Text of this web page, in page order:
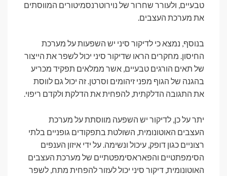
טבעיים, ולעורר שחרור של נוירוטרנסמיטורים המווסתים
את מערכת העצבים.
בנוסף, נמצא כי לדיקור סיני יש השפעות על מערכת
החיסון. מחקרים הראו שדיקור סיני יכול לשפר את הייצור
של תאים הורגים טבעיים, אשר ממלאים תפקיד מכריע
בהגנה של הגוף מפני זיהומים וסרטן. זה יכול גם לווסת
את התגובה הדלקתית, להפחית את הדלקת ולקדם ריפוי.
יתר על כן, לדיקור יש השפעה מווסתת על מערכת
העצבים האוטונומית, השולטת בתפקודים גופניים בלתי
רצוניים כגון דופק, עיכול ונשימה. על ידי איזון הענפים
הסימפתטיים והפאראסימפטתיים של מערכת העצבים
האוטונומית, דיקור סיני יכול לעזור להפחית מתח, לשפר